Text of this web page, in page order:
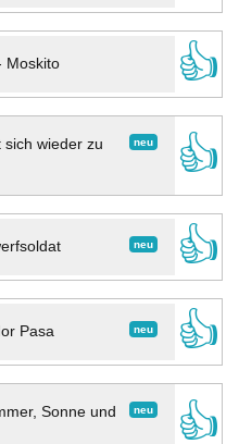
Moskito
👍
neu
sich wieder zu
👍
neu
👍
neu
Pasa
👍
neu
Sonne und
👍